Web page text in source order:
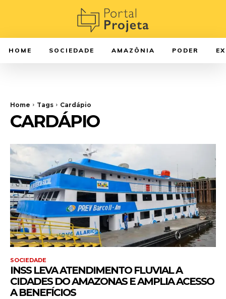
HOME SOCIEDADE AMAZÔNIA PODER
Home Tags Cardápio
CARDÁPIO
SOCIEDADE
INSS LEVA ATENDIMENTO FLUVIAL A
CIDADES DO AMAZONAS E AMPLIA ACESSO
A BENEFÍCIOS